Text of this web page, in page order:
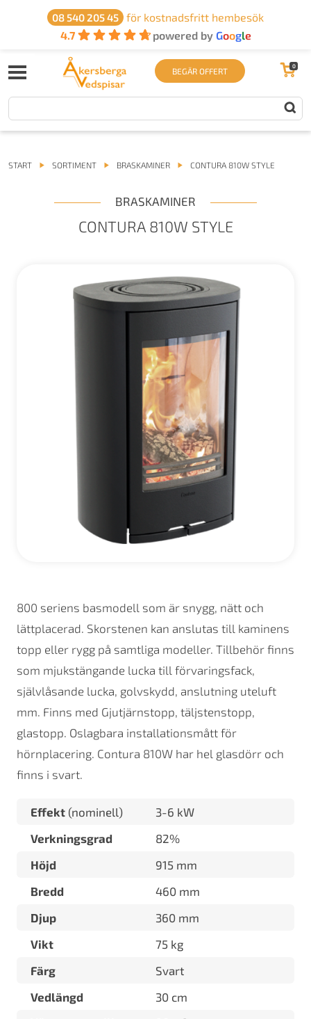
08 540 205 45
för kostnadsfritt hembesök
4.7
powered by Google
BEGÄR OFFERT 0
START SORTIMENT BRASKAMINER CONTURA 810W STYLE
BRASKAMINER
CONTURA 810W STYLE
800 seriens basmodell som är snygg, nätt och
lättplacerad. Skorstenen kan anslutas till kaminens
topp eller rygg på samtliga modeller. Tillbehör finns
som mjukstängande lucka till förvaringsfack,
självlåsande lucka, golvskydd, anslutning uteluft
mm. Finns med Gjutjärnstopp, täljstenstopp,
glastopp. Oslagbara installationsmått för
hörnplacering. Contura 810W har hel glasdörr och
finns i svart.
Effekt (nominell)
3-6 kW
Verkningsgrad
82%
Höjd
915 mm
Bredd
460 mm
Djup
360 mm
Vikt
75 kg
Färg
Svart
Vedlängd
30 cm